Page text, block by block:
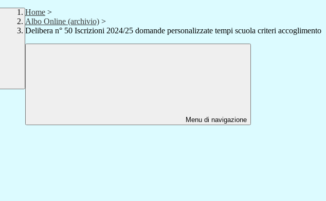
Home >
Albo Online (archivio) >
Delibera n° 50 Iscrizioni 2024/25 domande personalizzate tempi scuola criteri accoglimento
Menu di navigazione